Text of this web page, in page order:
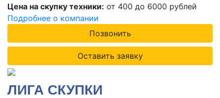
Цена на скупку техники: от 400 до 6000 рублей
Подробнее о компании
Позвонить
Оставить заявку
ЛИГА СКУПКИ